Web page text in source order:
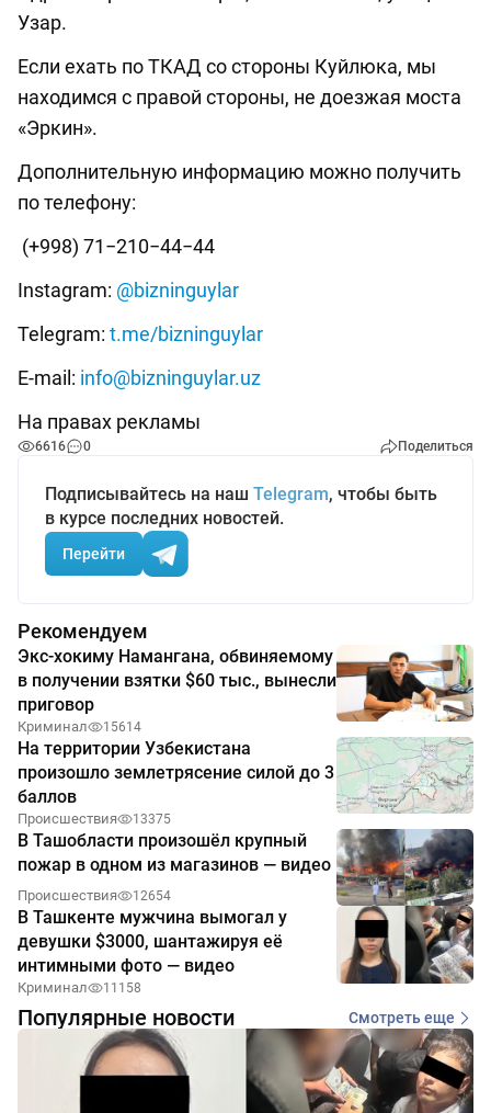
Узар.
Если ехать по ТКАД со стороны Куйлюка, мы
находимся с правой стороны, не доезжая моста
«Эркин».
Дополнительную информацию можно получить
по телефону:
(+998) 71−210−44−44
Instagram: @bizninguylar
Telegram: t.me/bizninguylar
E-mail: info@bizninguylar.uz
На правах рекламы
6616 0 Поделиться
Подписывайтесь на наш Telegram, чтобы быть
в курсе последних новостей.
Перейти
Рекомендуем
Экс-хокиму Намангана, обвиняемому
в получении взятки $60 тыс., вынесли
приговор
Криминал 15614
На территории Узбекистана
произошло землетрясение силой до 3
баллов
Происшествия 13375
В Ташобласти произошёл крупный
пожар в одном из магазинов — видео
Происшествия 12654
В Ташкенте мужчина вымогал у
девушки $3000, шантажируя её
интимными фото — видео
Криминал 11158
Популярные новости Смотреть еще